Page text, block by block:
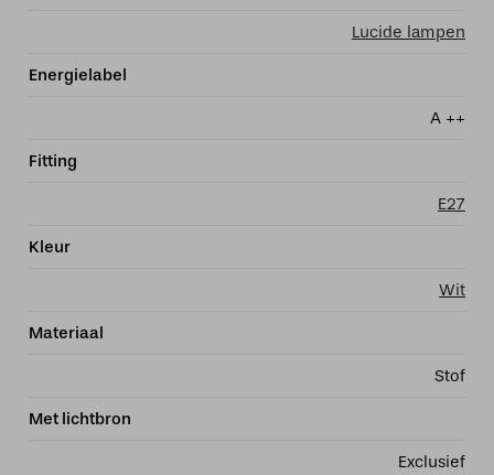
Lucide lampen
Energielabel
A ++
Fitting
E27
Kleur
Wit
Materiaal
Stof
Met lichtbron
Exclusief